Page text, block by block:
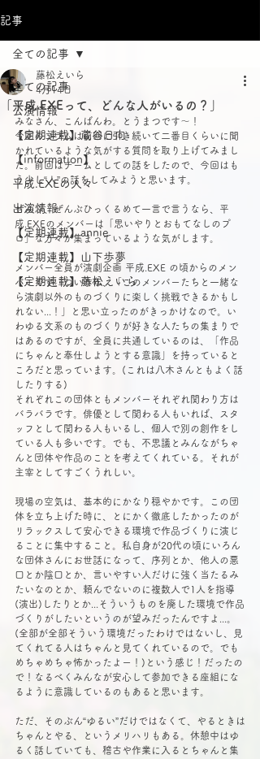
記事
全ての記事
公演情報
【定期連載】蔵谷日向
【information】
平成.EXEの人々
出演情報
【定期連載】annie
【定期連載】山下歩夢
【定期連載】藤松えいら
全ての記事
「平成.EXEって、どんな人がいるの？」
藤松えいら
4月14日
みなさん、こんばんわ。とうまつです〜！
今回のコラムは前回に引き続いて二番目くらいに聞
かれているような気がする質問を取り上げてみまし
た。前回はチームとしての話をしたので、今回はも
う少し“人”の話をしてみようと思います。
ぜんぶ、ぜんぶひっくるめて一言で言うなら、平
成.EXEのメンバーは「思いやりとおもてなしのプ
ロ」な方々が集まっているような気がします。
メンバー全員が演劇企画 平成.EXE の頃からのメン
バーです。つい昨年、「このメンバーたちと一緒な
ら演劇以外のものづくりに楽しく挑戦できるかもし
れない...！」と思い立ったのがきっかけなので。い
わゆる文系のものづくりが好きな人たちの集まりで
はあるのですが、全員に共通しているのは、「作品
にちゃんと奉仕しようとする意識」を持っていると
ころだと思っています。(これは八木さんともよく話
したりする)
それぞれこの団体ともメンバーそれぞれ関わり方は
バラバラです。俳優として関わる人もいれば、スタ
ッフとして関わる人もいるし、個人で別の創作をし
ている人も多いです。でも、不思議とみんながちゃ
んと団体や作品のことを考えてくれている。それが
主宰としてすごくうれしい。
現場の空気は、基本的にかなり穏やかです。この団
体を立ち上げた時に、とにかく徹底したかったのが
リラックスして安心できる環境で作品づくりに演じ
ることに集中すること。私自身が20代の頃にいろん
な団体さんにお世話になって、序列とか、他人の悪
口とか陰口とか、言いやすい人だけに強く当たるみ
たいなのとか、頼んでないのに複数人で1人を指導
(演出)したりとか...そういうものを廃した環境で作品
づくりがしたいというのが望みだったんですよ...。
(全部が全部そういう環境だったわけではないし、見
てくれてる人はちゃんと見てくれているので。でも
めちゃめちゃ怖かったよー！)という感じ！だったの
で！なるべくみんなが安心して参加できる座組にな
るように意識しているのもあると思います。
ただ、そのぶん“ゆるい”だけではなくて、やるときは
ちゃんとやる、というメリハリもある。休憩中はゆ
るく話していても、稽古や作業に入るとちゃんと集